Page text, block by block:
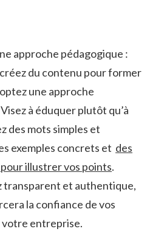
approche pédagogique :
⁣du contenu pour former
une approche
à éduquer plutôt qu’à
des mots simples et
exemples concrets et des
illustrer vos points.
transparent et authentique,
la confiance de vos
entreprise.